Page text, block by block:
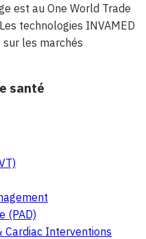
est au One World Trade
technologies INVAMED
les marchés
santé
(PAD)
Cardiac Interventions